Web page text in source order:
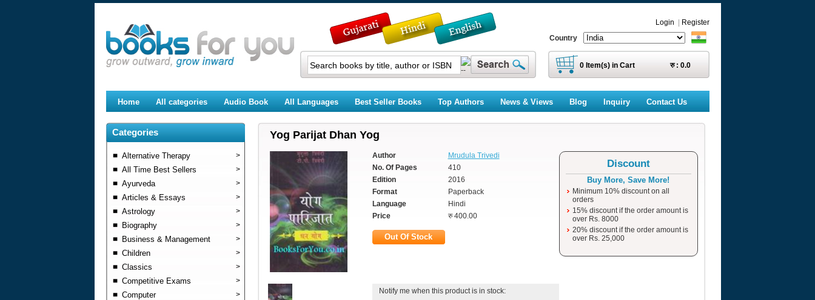
Login
Register
Country
0Item(s) in Cart रु : 0.0
Home All categories Audio Book All Languages Best Seller Books Top Authors News & Views Blog Inquiry Contact Us
Categories
Alternative Therapy >
All Time Best Sellers >
Ayurveda >
Articles & Essays >
Astrology >
Biography >
Business & Management >
Children >
Classics >
Competitive Exams >
Computer >
Yog Parijat Dhan Yog
Author
Mrudula Trivedi
No. Of Pages
410
Edition
2016
Format
Paperback
Language
Hindi
Price
रु 400.00
Discount
Buy More, Save More!
Minimum 10% discount on all
orders
15% discount if the order amount is
over Rs. 8000
20% discount if the order amount is
over Rs. 25,000
Notify me when this product is in stock: